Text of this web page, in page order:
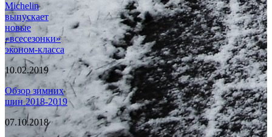
Michelin
выпускает
новые
«всесезонки»
эконом-класса
10.02.2019
Обзор зимних
шин 2018-2019
07.10.2018